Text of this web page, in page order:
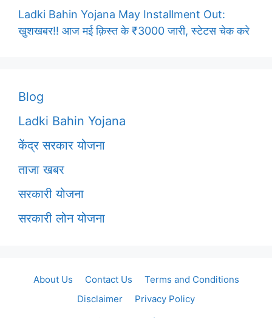
Ladki Bahin Yojana May Installment Out:
खुशखबर!! आज मई क़िस्त के ₹3000 जारी, स्टेटस चेक करे
Blog
Ladki Bahin Yojana
केंद्र सरकार योजना
ताजा खबर
सरकारी योजना
सरकारी लोन योजना
About Us Contact Us
Terms and Conditions
Disclaimer
Privacy Policy